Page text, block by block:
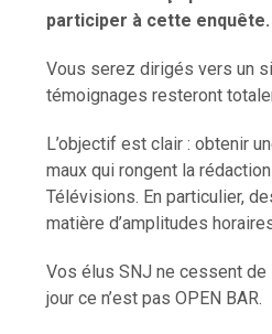
participer à cette enquête.
Vous serez dirigés vers un
témoignages resteront
L’objectif est clair : obtenir
maux qui rongent la
Télévisions. En particulier,
matière d’amplitudes
Vos élus SNJ ne cessent
jour ce n’est pas OPEN BAR.